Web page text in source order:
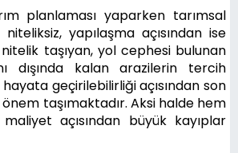
planlaması yaparken tarımsal
yapılaşma açısından ise
taşıyan, yol cephesi bulunan
dışında kalan arazilerin tercih
geçirilebilirliği açısından son
taşımaktadır. Aksi halde hem
açısından büyük kayıplar